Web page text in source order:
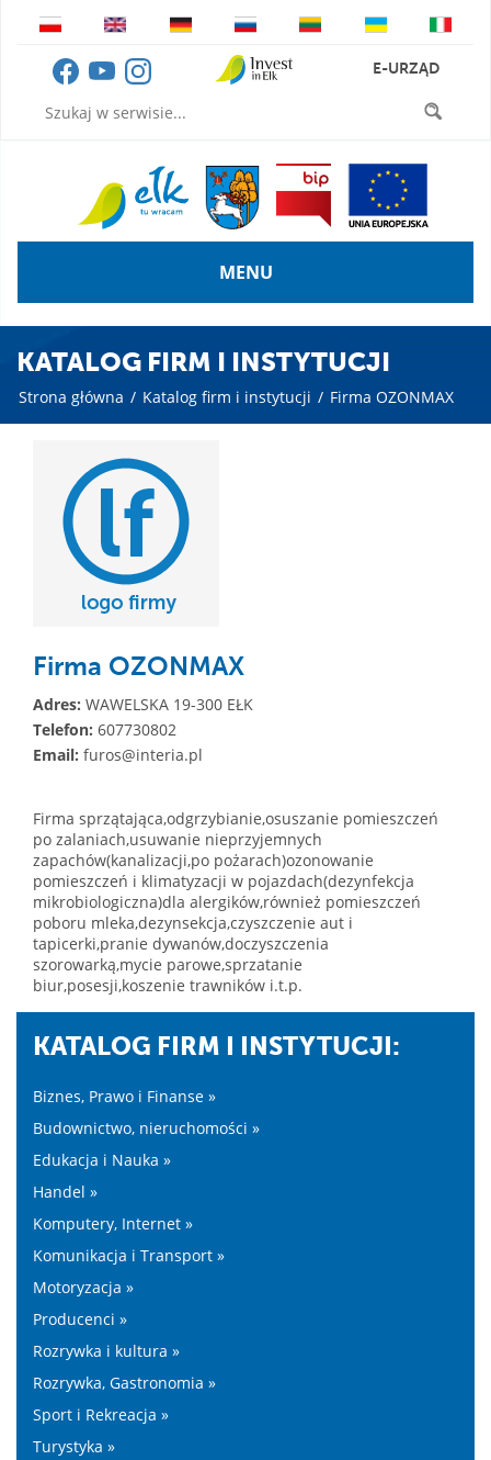
E-URZĄD
MENU
KATALOG FIRM I INSTYTUCJI
Strona główna / Katalog firm i instytucji / Firma OZONMAX
Firma OZONMAX
Adres: WAWELSKA 19-300 EŁK
Telefon: 607730802
Email: furos@interia.pl
Firma sprzątająca,odgrzybianie,osuszanie pomieszczeń
po zalaniach,usuwanie nieprzyjemnych
zapachów(kanalizacji,po pożarach)ozonowanie
pomieszczeń i klimatyzacji w pojazdach(dezynfekcja
mikrobiologiczna)dla alergików,również pomieszczeń
poboru mleka,dezynsekcja,czyszczenie aut i
tapicerki,pranie dywanów,doczyszczenia
szorowarką,mycie parowe,sprzatanie
biur,posesji,koszenie trawników i.t.p.
KATALOG FIRM I INSTYTUCJI:
Biznes, Prawo i Finanse »
Budownictwo, nieruchomości »
Edukacja i Nauka »
Handel »
Komputery, Internet »
Komunikacja i Transport »
Motoryzacja »
Producenci »
Rozrywka i kultura »
Rozrywka, Gastronomia »
Sport i Rekreacja »
Turystyka »